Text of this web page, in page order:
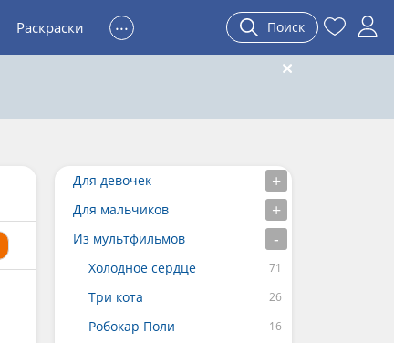
Раскраски ... Поиск
Для девочек
Для мальчиков
Из мультфильмов
Холодное сердце
Три кота
Робокар Поли